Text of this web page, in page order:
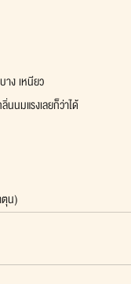
ง เหนียว
นมแรงเลยก็ว่าได้
น)